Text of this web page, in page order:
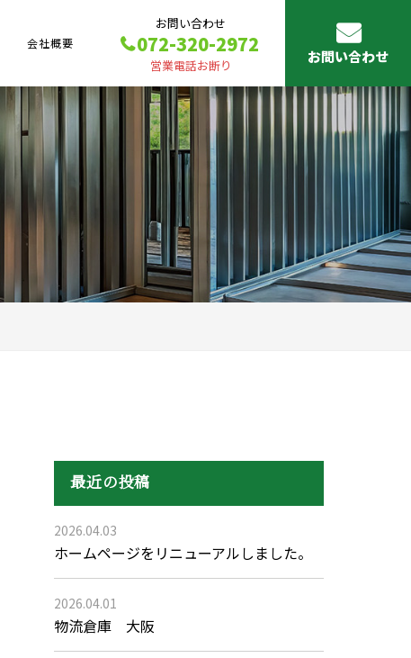
会社概要
お問い合わせ
072-320-2972
営業電話お断り お問い合わせ
最近の投稿
2026.04.03
ホームページをリニューアルしました。
2026.04.01
物流倉庫 大阪